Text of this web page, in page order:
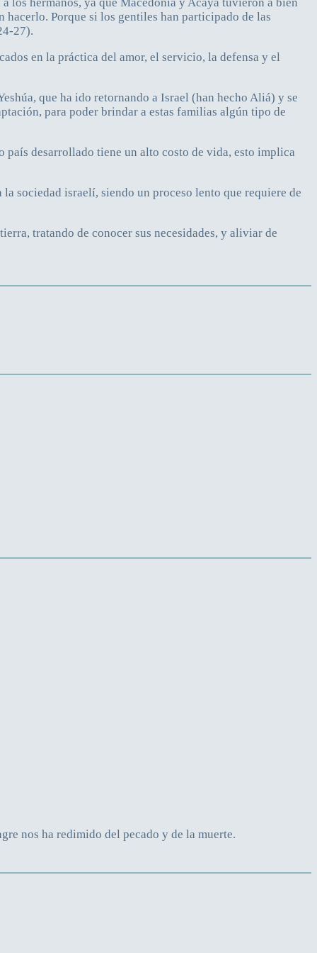
hacerlo. Porque si los gentiles han participado de las
27).
en la práctica del amor, el servicio, la defensa y el
que ha ido retornando a Israel (han hecho Aliá) y se
para poder brindar a estas familias algún tipo de
país desarrollado tiene un alto costo de vida, esto implica
sociedad israelí, siendo un proceso lento que requiere de
tratando de conocer sus necesidades, y aliviar de
nos ha redimido del pecado y de la muerte.